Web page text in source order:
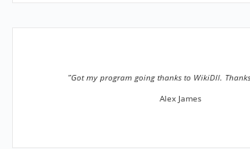
”Got my program going thanks to WikiDll.
Alex James